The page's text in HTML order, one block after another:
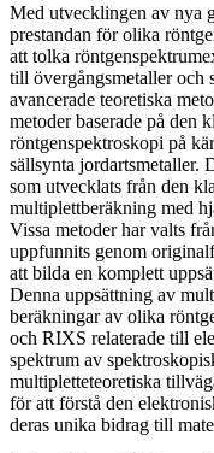
Med utvecklingen av nya
prestandan för olika
att tolka
till övergångsmetaller och
avancerade teoretiska
metoder baserade på den
röntgenspektroskopi på
sällsynta jordartsmetaller.
som utvecklats från den
multiplettberäkning med
Vissa metoder har valts
uppfunnits genom
att bilda en komplett
Denna uppsättning av
beräkningar av olika
och RIXS relaterade till
spektrum av
multipletteteoretiska
för att förstå den
deras unika bidrag till